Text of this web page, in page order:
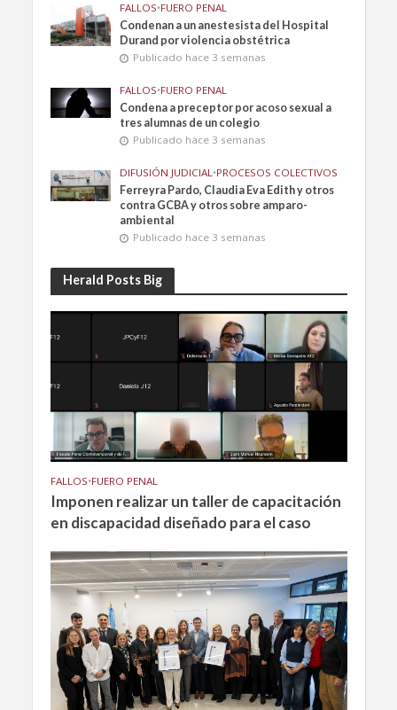
FALLOS•FUERO PENAL
Condenan a un anestesista del Hospital
Durand por violencia obstétrica
Publicado hace 3 semanas
FALLOS•FUERO PENAL
Condena a preceptor por acoso sexual a
tres alumnas de un colegio
Publicado hace 3 semanas
DIFUSIÓN JUDICIAL•PROCESOS COLECTIVOS
Ferreyra Pardo, Claudia Eva Edith y otros
contra GCBA y otros sobre amparo-
ambiental
Publicado hace 3 semanas
Herald Posts Big
FALLOS•FUERO PENAL
Imponen realizar un taller de capacitación
en discapacidad diseñado para el caso